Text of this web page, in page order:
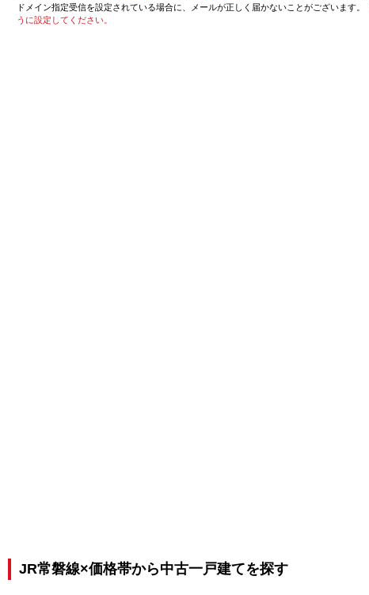
ドメイン指定受信を設定されている場合に、メールが正しく届かないことがございます。
うに設定してください。
JR常磐線×価格帯から中古一戸建てを探す